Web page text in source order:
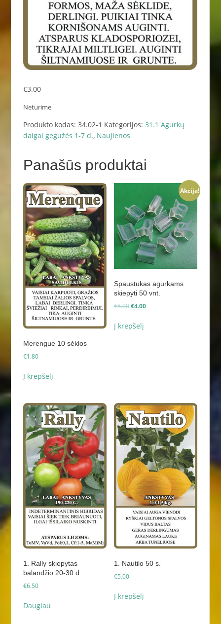
€3.00
Neturime
Produkto kodas: 34.02-1 Kategorijos: 31.1 Agurkų
daigai gegužės 1-7 d., Naujienos
Panašūs produktai
Merengue 10 sėklos
€1.80
Į krepšelį
Akcija!
Spaustukas agurkams
skiepyti 50 vnt.
€5.00 Original
was:
€4.00Current
Į krepšelį
1. Rally skiepytas
balandžio 20-30 d
€6.50
Daugiau
1. Nautilo 50 s.
€5.00
Į krepšelį